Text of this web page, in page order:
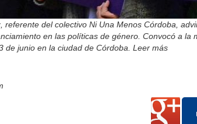
referente del colectivo Ni Una Menos Córdoba,
en las políticas de género. Convocó a la
de junio en la ciudad de Córdoba. Leer más